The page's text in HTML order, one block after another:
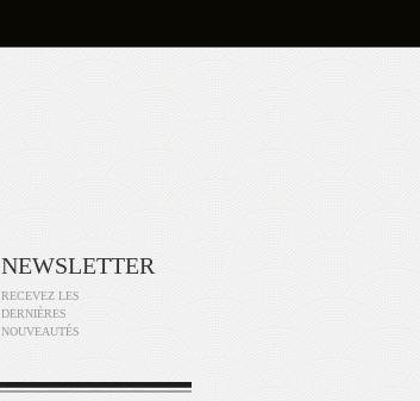
NEWSLETTER
RECEVEZ LES
DERNIÈRES
NOUVEAUTÉS